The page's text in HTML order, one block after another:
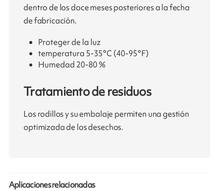
dentro de los doce meses posteriores a la fecha
de fabricación.
Proteger de la luz
temperatura 5-35°C (40-95°F)
Humedad 20-80 %
Tratamiento de residuos
Los rodillos y su embalaje permiten una gestión
optimizada de los desechos.
Aplicaciones relacionadas